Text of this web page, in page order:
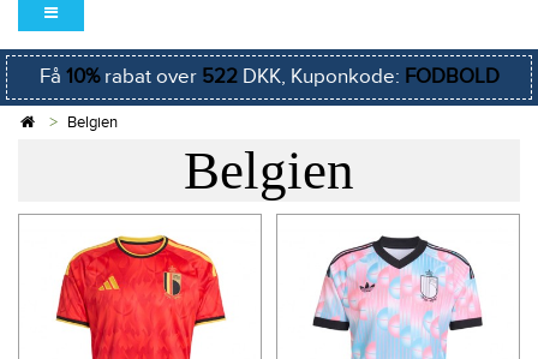
Få 10%rabat over 522DKK, Kuponkode: FODBOLD
Belgien
Belgien